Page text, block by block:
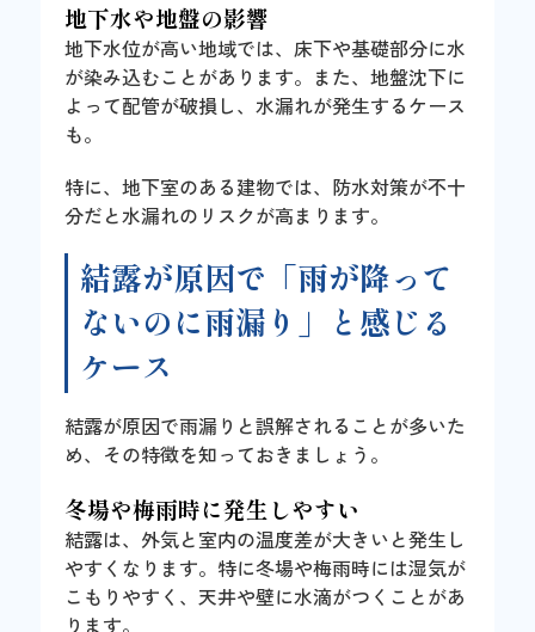
地下水や地盤の影響
地下水位が高い地域では、床下や基礎部分に水
が染み込むことがあります。また、地盤沈下に
よって配管が破損し、水漏れが発生するケース
も。
特に、地下室のある建物では、防水対策が不十
分だと水漏れのリスクが高まります。
結露が原因で「雨が降って
ないのに雨漏り」と感じる
ケース
結露が原因で雨漏りと誤解されることが多いた
め、その特徴を知っておきましょう。
冬場や梅雨時に発生しやすい
結露は、外気と室内の温度差が大きいと発生し
やすくなります。特に冬場や梅雨時には湿気が
こもりやすく、天井や壁に水滴がつくことがあ
ります。